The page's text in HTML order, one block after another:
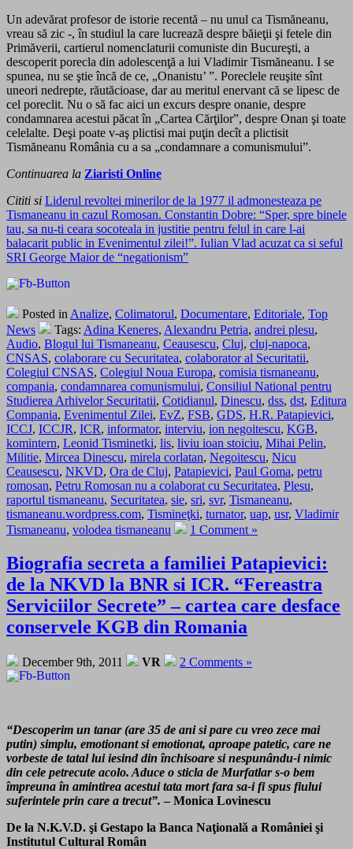
Un adevărat profesor de istorie recentă – nu unul ca Tismăneanu,
vreau să zic -, în studiul la care lucrează despre băieţii şi fetele din
Primăverii, cartierul nomenclaturii comuniste din Bucureşti, a
descoperit porecla din adolescenţă a lui Vladimir Tismăneanu. I se
spunea, nu se ştie încă de ce, „Onanistu’ ”. Poreclele reuşite sînt
uneori nedrepte, răutăcioase, dar au meritul enervant că se lipesc de
cel poreclit. Nu o să fac aici un excurs despre onanie, despre
condamnarea acestui păcat în „Cartea Cărţilor”, despre Onan şi toate
celelalte. Deşi poate v-aş plictisi mai puţin decît a plictisit
Tismăneanu România cu a sa „condamnare a comunismului”.
Continuarea la Ziaristi Online
Cititi si Liderul revoltei minerilor de la 1977 il admonesteaza pe
Tismaneanu in cazul Romosan. Constantin Dobre: “Sper, spre binele
tau, sa nu-ti ceara socoteala in justitie pentru felul in care l-ai
balacarit public in Evenimentul zilei!”. Iulian Vlad acuzat ca si seful
SRI George Maior de “negationism”
Posted in Analize, Colimatorul, Documentare, Editoriale, Top
News
Tags: Adina Keneres, Alexandru Petria, andrei plesu,
Audio, Blogul lui Tismaneanu, Ceausescu, Cluj, cluj-napoca,
CNSAS, colaborare cu Securitatea, colaborator al Securitatii,
Colegiul CNSAS, Colegiul Noua Europa, comisia tismaneanu,
compania, condamnarea comunismului, Consiliul National pentru
Studierea Arhivelor Securitatii, Cotidianul, Dinescu, dss, dst, Editura
Compania, Evenimentul Zilei, EvZ, FSB, GDS, H.R. Patapievici,
ICCJ, ICCJR, ICR, informator, interviu, ion negoitescu, KGB,
komintern, Leonid Tisminetki, lis, liviu ioan stoiciu, Mihai Pelin,
Militie, Mircea Dinescu, mirela corlatan, Negoitescu, Nicu
Ceausescu, NKVD, Ora de Cluj, Patapievici, Paul Goma, petru
romosan, Petru Romosan nu a colaborat cu Securitatea, Plesu,
raportul tismaneanu, Securitatea, sie, sri, svr, Tismaneanu,
tismaneanu.wordpress.com, Tismineţki, turnator, uap, usr, Vladimir
Tismaneanu, volodea tismaneanu 1 Comment »
Biografia secreta a familiei Patapievici:
de la NKVD la BNR si ICR. “Fereastra
Serviciilor Secrete” – cartea care desface
conservele KGB din Romania
December 9th, 2011 VR 2 Comments »
“Descoperim un tanar (are 35 de ani si pare cu vreo zece mai
putin) simplu, emotionant si emotionat, aproape patetic, care ne
vorbeste de tatal lui iesind din închisoare si nespunându-i nimic
din cele petrecute acolo. Aduce o sticla de Murfatlar s-o bem
împreuna în amintirea acestui tata mort fara sa-i fi spus fiului
suferintele prin care a trecut”. – Monica Lovinescu
De la N.K.V.D. şi Gestapo la Banca Naţională a României şi
Institutul Cultural Român